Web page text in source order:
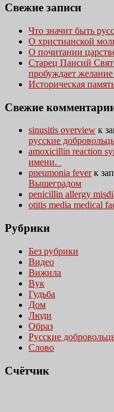
Свежие записи
Что значит быть
О христианской
О почитании
Старец Паисий
пробуждает
Историческая
Свежие
sinusitis overview к
русские
amoxicillin reaction
имени.
pneumonia feverк
Вышеградом
penicillin allergy
otitis media medical
Рубрики
Без рубрики
Видео
Вижила
Вук
Гудьба
Дом
Люди
Образ
Русские
Слово
Счётчик